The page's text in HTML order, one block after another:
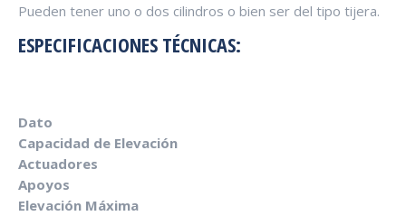
Pueden tener uno o dos cilindros o bien ser del tipo tijera.
ESPECIFICACIONES TÉCNICAS:
Dato
Capacidad de Elevación
Actuadores
Apoyos
Elevación Máxima